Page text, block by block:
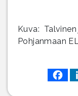
Kuva:
Pohjanmaan